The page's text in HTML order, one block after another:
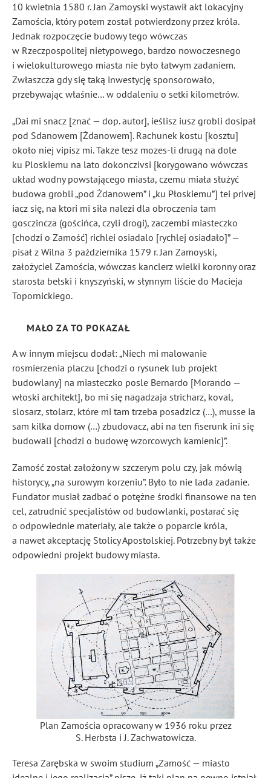
10 kwietnia 1580 r. Jan Zamoyski wystawił akt lokacyjny
Zamościa, który potem został potwierdzony przez króla.
Jednak rozpoczęcie budowy tego wówczas
w Rzeczpospolitej nietypowego, bardzo nowoczesnego
i wielokulturowego miasta nie było łatwym zadaniem.
Zwłaszcza gdy się taką inwestycję sponsorowało,
przebywając właśnie… w oddaleniu o setki kilometrów.
„Dai mi snacz [znać — dop. autor], ieślisz iusz grobli dosipał
pod Sdanowem [Żdanowem]. Rachunek kostu [kosztu]
około niej vipisz mi. Takze tesz mozes-li drugą na dole
ku Ploskiemu na lato dokonczivsi [korygowano wówczas
układ wodny powstającego miasta, czemu miała służyć
budowa grobli „pod Żdanowem” i „ku Płoskiemu”] tei privej
iacz się, na ktori mi siła nalezi dla obroczenia tam
gosczincza (gościńca, czyli drogi), zaczembi miasteczko
[chodzi o Zamość] richlei osiadalo [rychlej osiadało]” —
pisał z Wilna 3 października 1579 r. Jan Zamoyski,
założyciel Zamościa, wówczas kanclerz wielki koronny oraz
starosta bełski i knyszyński, w słynnym liście do Macieja
Topornickiego.
MAŁO ZA TO POKAZAŁ
A w innym miejscu dodał: „Niech mi malowanie
rosmierzenia placzu [chodzi o rysunek lub projekt
budowlany] na miasteczko posle Bernardo [Morando —
włoski architekt], bo mi się nagadzaja stricharz, koval,
slosarz, stolarz, które mi tam trzeba posadzicz (…), musse ia
sam kilka domow (…) zbudovacz, abi na ten fiserunk ini się
budowali [chodzi o budowę wzorcowych kamienic]”.
Zamość został założony w szczerym polu czy, jak mówią
historycy, „na surowym korzeniu”. Było to nie lada zadanie.
Fundator musiał zadbać o potężne środki finansowe na ten
cel, zatrudnić specjalistów od budowlanki, postarać się
o odpowiednie materiały, ale także o poparcie króla,
a nawet akceptację Stolicy Apostolskiej. Potrzebny był także
odpowiedni projekt budowy miasta.
Plan Zamościa opracowany w 1936 roku przez
S. Herbsta i J. Zachwatowicza.
Teresa Zarębska w swoim studium „Zamość — miasto